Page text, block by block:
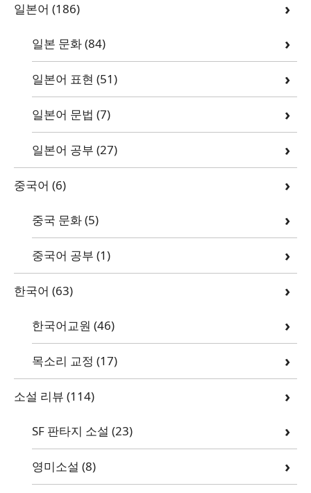
일본어 (186)
일본 문화(84)
일본어 표현 (51)
일본어 문법 (7)
일본어 공부 (27)
중국어 (6)
중국 문화(5)
중국어 공부 (1)
한국어 (63)
한국어교원 (46)
목소리 교정 (17)
소설 리뷰 (114)
SF 판타지 소설 (23)
영미소설 (8)